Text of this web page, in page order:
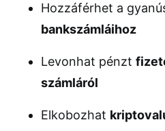
Hozzáférhet a
bankszámláihoz
Levonhat pénzt
számláról
Elkobozhat